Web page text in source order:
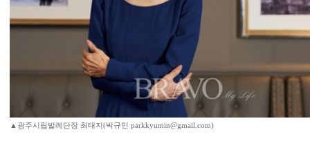
▲광주시립발레단장 최태지(박규민 parkkyumin@gmail.com)